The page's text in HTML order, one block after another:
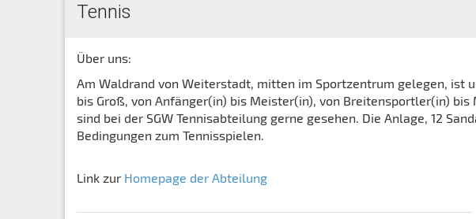
Tennis
Über uns:
Am Waldrand von Weiterstadt, mitten im Sportzentrum gelegen, ist
bis Groß, von Anfänger(in) bis Meister(in), von Breitensportler(in)
sind bei der SGW Tennisabteilung gerne gesehen. Die Anlage, 12
Bedingungen zum Tennisspielen.
Link zur Homepage der Abteilung